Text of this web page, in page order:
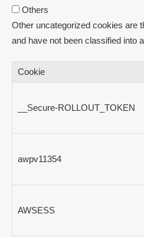
Others
Other uncategorized cookies are
and have not been classified into
Cookie
__Secure-ROLLOUT_TOKEN
awpv11354
AWSESS